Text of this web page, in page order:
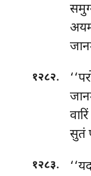
१२८२.
सुतं
१२८३.